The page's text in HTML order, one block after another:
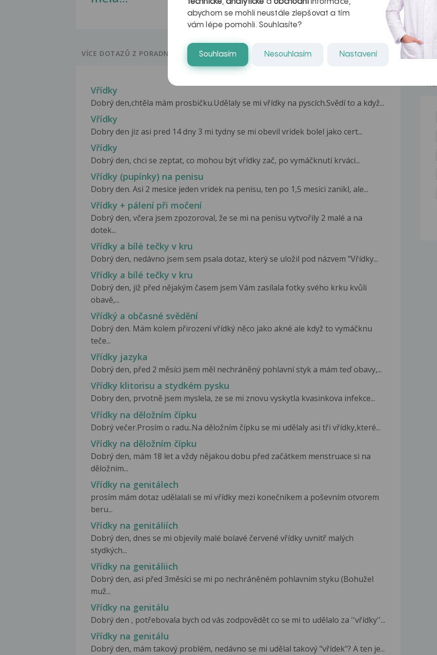
VÍCE DOTAZŮ Z PORADNY
Vřídky
Dobrý den,chtěla mám prosbičku.Udělaly se mi vřídky na pyscích.Svědí to a když...
Vřídky
Dobry den jiz asi pred 14 dny 3 mi tydny se mi obevil vridek bolel jako cert...
Vřídky
Dobrý den, chci se zeptat, co mohou být vřídky zač, po vymáčknutí krvácí...
Vřídky (pupínky) na penisu
Dobry den. Asi 2 mesice jeden vridek na penisu, ten po 1,5 mesici zanikl, ale...
Vřídky + pálení při močení
Dobrý den, včera jsem zpozoroval, že se mi na penisu vytvořily 2 malé a na
dotek...
Vřídky a bílé tečky v kru
Dobrý den, nedávno jsem sem psala dotaz, který se uložil pod názvem "Vřídky...
Vřídky a bílé tečky v kru
Dobrý den, již před nějakým časem jsem Vám zasílala fotky svého krku kvůli
obavě,...
Vřídký a občasné svědění
Dobrý den. Mám kolem přirození vřídký něco jako akné ale když to vymáčknu
teče...
Vřídky jazyka
Dobrý den, před 2 měsíci jsem měl nechráněný pohlavní styk a mám teď obavy,...
Vřídky klitorisu a stydkém pysku
Dobry den, prvotně jsem myslela, ze se mi znovu vyskytla kvasinkova infekce...
Vřídky na děložním čípku
Dobrý večer.Prosím o radu..Na děložním čípku se mi udělaly asi tři vřídky,které...
Vřídky na děložním čípku
Dobrý den, mám 18 let a vždy nějakou dobu před začátkem menstruace si na
děložním...
Vřídky na genitálech
prosím mám dotaz udělalali se mi vřídky mezi konečníkem a poševním otvorem
beru...
Vřídky na genitáliích
Dobrý den, dnes se mi objevily malé bolavé červené vřídky uvnitř malých
stydkých...
Vřídky na genitáliich
Dobrý den, asi před 3měsíci se mi po nechráněném pohlavním styku (Bohužel
muž...
Vřídky na genitálu
Dobrý den , potřebovala bych od vás zodpovědět co se mi to udělalo za ''vřídky''...
Vřídky na genitálu
Dobrý den, mám takový problém, nedávno se mi udělal takový "vřídek"? A ten je...
technické,analytické a obchodníinformace,
abychom se mohli neustále zlepšovat a tím
vám lépe pomohli. Souhlasíte?
Souhlasím Nesouhlasím Nastavení